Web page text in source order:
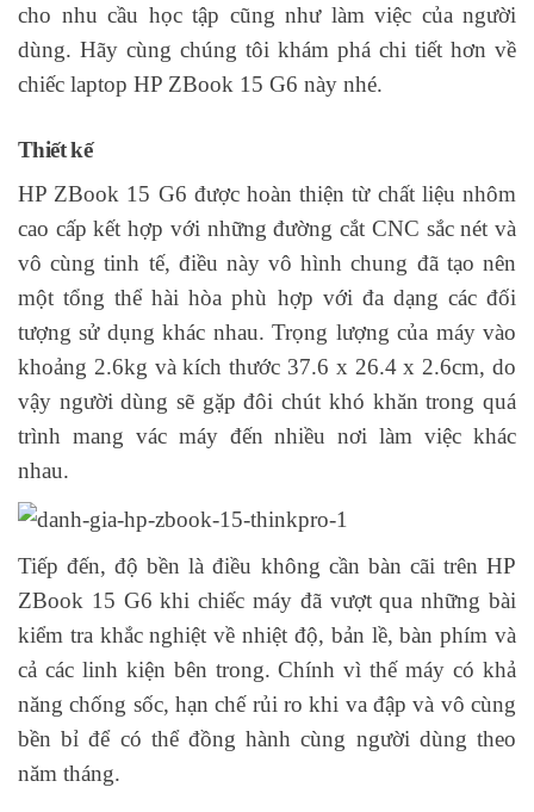
cho nhu cầu học tập cũng như làm việc của người
dùng. Hãy cùng chúng tôi khám phá chi tiết hơn về
chiếc laptop HP ZBook 15 G6 này nhé.
Thiết kế
HP ZBook 15 G6 được hoàn thiện từ chất liệu nhôm
cao cấp kết hợp với những đường cắt CNC sắc nét và
vô cùng tinh tế, điều này vô hình chung đã tạo nên
một tổng thể hài hòa phù hợp với đa dạng các đối
tượng sử dụng khác nhau. Trọng lượng của máy vào
khoảng 2.6kg và kích thước 37.6 x 26.4 x 2.6cm, do
vậy người dùng sẽ gặp đôi chút khó khăn trong quá
trình mang vác máy đến nhiều nơi làm việc khác
nhau.
Tiếp đến, độ bền là điều không cần bàn cãi trên HP
ZBook 15 G6 khi chiếc máy đã vượt qua những bài
kiểm tra khắc nghiệt về nhiệt độ, bản lề, bàn phím và
cả các linh kiện bên trong. Chính vì thế máy có khả
năng chống sốc, hạn chế rủi ro khi va đập và vô cùng
bền bỉ để có thể đồng hành cùng người dùng theo
năm tháng.